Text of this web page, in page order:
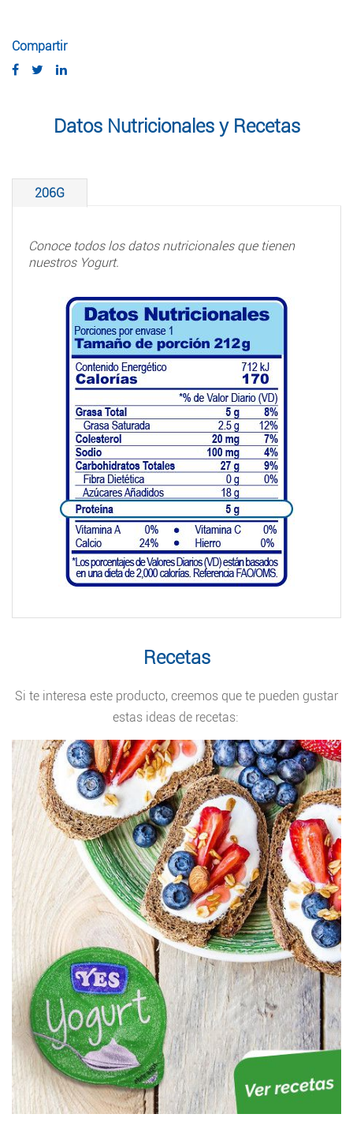
Compartir
Datos Nutricionales y Recetas
206G
Conoce todos los datos nutricionales que tienen
nuestros Yogurt.
Recetas
Si te interesa este producto, creemos que te pueden gustar
estas ideas de recetas: